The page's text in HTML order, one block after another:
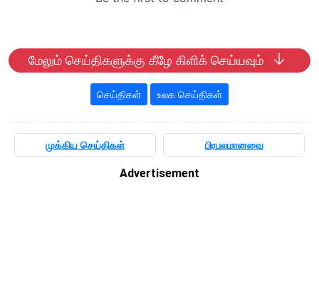
மேலும் செய்திகளுக்கு கீழே கிளிக் செய்யவும்
செய்திகள் உலக செய்திகள்
முக்கிய செய்திகள் பிரபலமானவை
Advertisement